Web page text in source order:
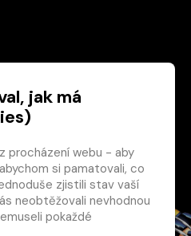
u nás již
jak má
procházení webu - aby
si pamatovali, co
zjistili stav vaší
neobtěžovali nevhodnou
pokaždé